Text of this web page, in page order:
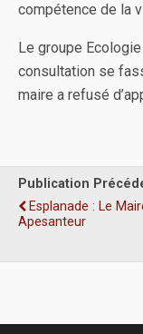
compétence de la
Le groupe
consultation se
maire a refusé
Publication
Esplanade : Le
Apesanteur